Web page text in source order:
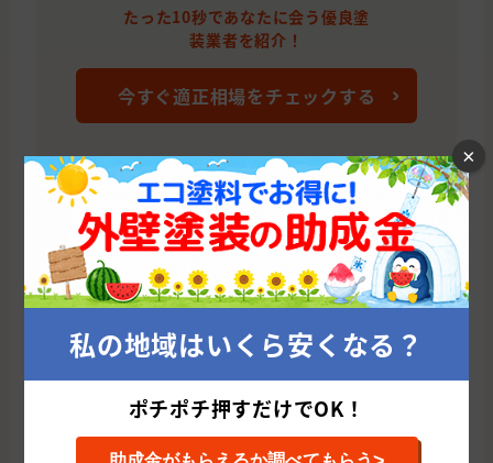
たった10秒であなたに会う優良塗
装業者を紹介！
今すぐ適正相場をチェックする
西彼杵郡の他のおすすめ外壁塗装会社
株式会社 竹内興産(長崎県/長崎市)
累計施工件数: 23 件
平均施工単価: 1,498,465 円
×
私の地域はいくら安くなる？
ポチポチ押すだけでOK！